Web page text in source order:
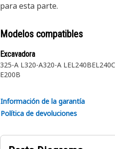
para esta parte.
Modelos compatibles
Excavadora
325-A L320-A320-A LEL240BEL240C
E200B
Información de la garantía
Política de devoluciones